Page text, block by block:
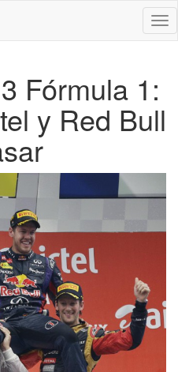
Fórmula 1:
y Red Bull